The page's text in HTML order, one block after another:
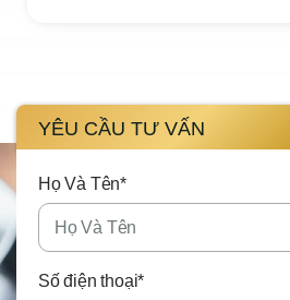
YÊU CẦU TƯ VẤN
Họ Và Tên*
Số điện thoại*